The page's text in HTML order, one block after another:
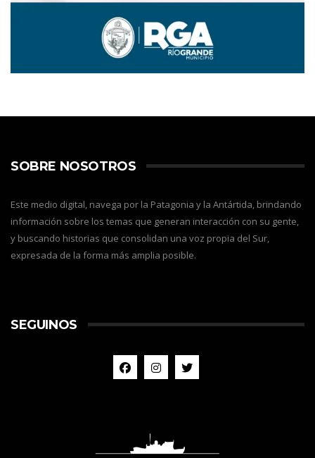
SOBRE NOSOTROS
Este medio digital, navega por la Patagonia y la Antártida, brindando
información sobre los temas que generan interacción con su gente,
y buscando historias que consolidan una voz propia del Sur,
expresada de la forma más amplia posible.
SEGUINOS